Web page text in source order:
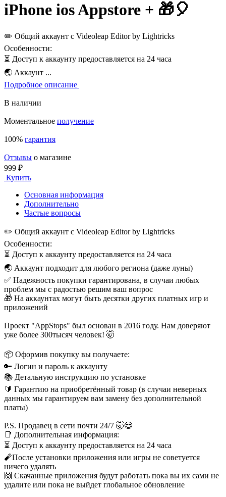
iPhone ios Appstore + 🎁🎈
✏️ Общий аккаунт с Videoleap Editor by Lightricks
Особенности:
⏳ Доступ к аккаунту предоставляется на 24 часа
🌏 Аккаунт ...
Подробное описание
В наличии
Моментальное получение
100% гарантия
Отзывы о магазине
999 ₽
Купить
Основная информация
Дополнительно
Частые вопросы
✏️ Общий аккаунт с Videoleap Editor by Lightricks
Особенности:
⏳ Доступ к аккаунту предоставляется на 24 часа
🌏 Аккаунт подходит для любого региона (даже луны)
✅ Надежность покупки гарантирована, в случаи любых
проблем мы с радостью решим ваш вопрос
🎁 На аккаунтах могут быть десятки других платных игр и
приложений
Проект "AppStops" был основан в 2016 году. Нам доверяют
уже более 300тысяч человек! 🤯
📦 Оформив покупку вы получаете:
🔑 Логин и пароль к аккаунту
📚 Детальную инструкцию по установке
🔰 Гарантию на приобретённый товар (в случаи неверных
данных мы гарантируем вам замену без дополнительной
платы)
P.S. Продавец в сети почти 24/7 🤯😎
📑 Дополнительная информация:
⏳ Доступ к аккаунту предоставляется на 24 часа
🧨После установки приложения или игры не советуется
ничего удалять
🙌 Скачанные приложения будут работать пока вы их сами не
удалите или пока не выйдет глобальное обновление